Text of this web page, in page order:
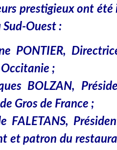
prestigieux ont
Sud-Ouest :
PONTIER,
Occitanie ;
BOLZAN,
Gros de France ;
FALETANS,
et patron du